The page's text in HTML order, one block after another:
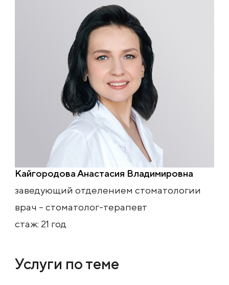
Кайгородова Анастасия Владимировна
заведующий отделением стоматологии
врач – стоматолог-терапевт
стаж: 21 год
Услуги по теме